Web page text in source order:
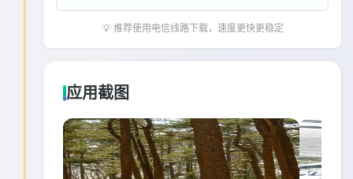
💡 推荐使用电信线路下载，速度更快更稳定
应用截图